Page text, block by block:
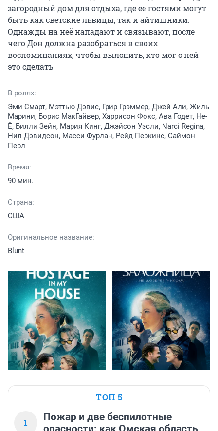
загородный дом для отдыха, где ее гостями могут
быть как светские львицы, так и айтишники.
Однажды на неё нападают и связывают, после
чего Дон должна разобраться в своих
воспоминаниях, чтобы выяснить, кто мог с ней
это сделать.
В ролях:
Эми Смарт, Мэттью Дэвис, Грир Грэммер, Джей Али, Жиль
Марини, Борис МакГайвер, Харрисон Фокс, Ава Годет, Не-
Ё, Билли Зейн, Мария Кинг, Джэйсон Уэсли, Narci Regina,
Нил Дэвидсон, Масси Фурлан, Рейд Перкинс, Саймон
Перл
Время:
90 мин.
Страна:
США
Оригинальное название:
Blunt
ТОП 5
1
Пожар и две беспилотные
опасности: как Омская область